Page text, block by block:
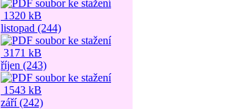
1320 kB
listopad (244)
3171 kB
říjen (243)
1543 kB
září (242)